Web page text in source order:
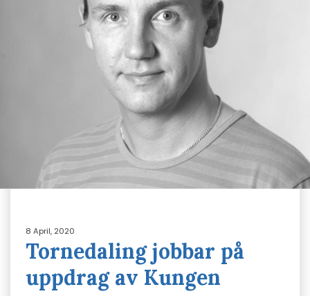
8 April, 2020
Tornedaling jobbar på
uppdrag av Kungen